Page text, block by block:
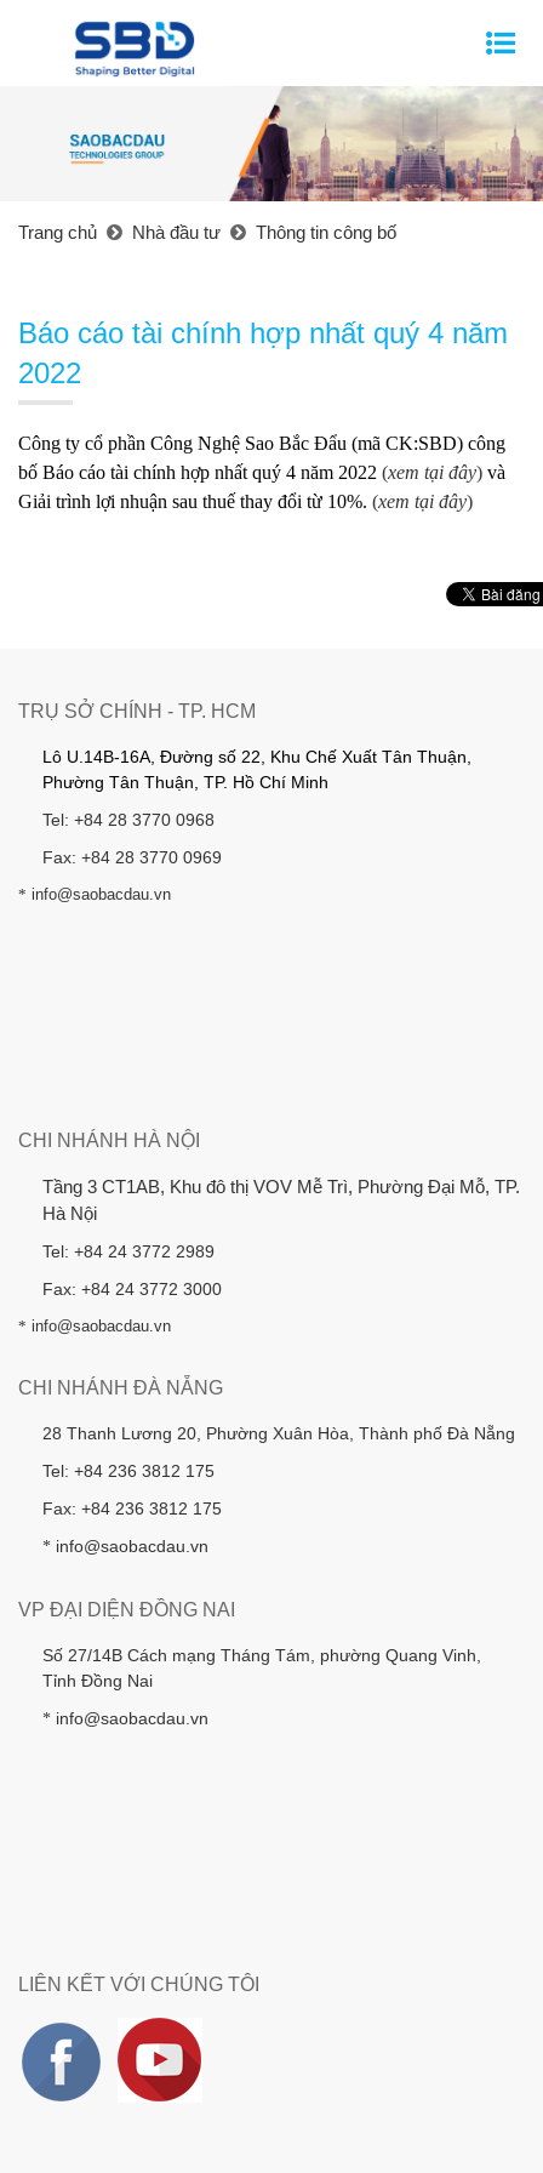
Trang chủ Nhà đầu tư Thông tin công bố
Báo cáo tài chính hợp nhất quý 4 năm
2022
Công ty cổ phần Công Nghệ Sao Bắc Đẩu (mã CK:SBD) công
bố Báo cáo tài chính hợp nhất quý 4 năm 2022 (xem tại đây) và
Giải trình lợi nhuận sau thuế thay đổi từ 10%. (xem tại đây)
TRỤ SỞ CHÍNH - TP. HCM
Lô U.14B-16A, Đường số 22, Khu Chế Xuất Tân Thuận,
Phường Tân Thuận, TP. Hồ Chí Minh
Tel: +84 28 3770 0968
Fax: +84 28 3770 0969
* info@saobacdau.vn
CHI NHÁNH HÀ NỘI
Tầng 3 CT1AB, Khu đô thị VOV Mễ Trì, Phường Đại Mỗ, TP.
Hà Nội
Tel: +84 24 3772 2989
Fax: +84 24 3772 3000
* info@saobacdau.vn
CHI NHÁNH ĐÀ NẴNG
28 Thanh Lương 20, Phường Xuân Hòa, Thành phố Đà Nẵng
Tel: +84 236 3812 175
Fax: +84 236 3812 175
* info@saobacdau.vn
VP ĐẠI DIỆN ĐỒNG NAI
Số 27/14B Cách mạng Tháng Tám, phường Quang Vinh,
Tỉnh Đồng Nai
* info@saobacdau.vn
LIÊN KẾT VỚI CHÚNG TÔI